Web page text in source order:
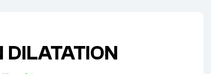
DILATATION